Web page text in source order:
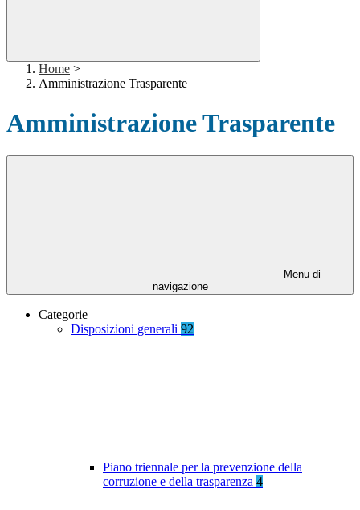
Home >
Amministrazione Trasparente
Amministrazione Trasparente
Menu di
navigazione
Categorie
Disposizioni generali 92
Piano triennale per la prevenzione della
corruzione e della trasparenza 4